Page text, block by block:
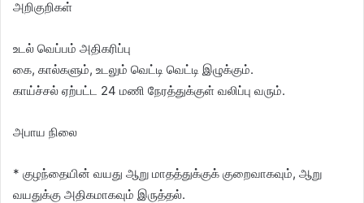
அறிகுறிகள்
உடல் வெப்பம் அதிகரிப்பு
கை, கால்களும், உடலும் வெட்டி வெட்டி இழுக்கும்.
காய்ச்சல் ஏற்பட்ட 24 மணி நேரத்துக்குள் வலிப்பு வரும்.
அபாய நிலை
* குழந்தையின் வயது ஆறு மாதத்துக்குக் குறைவாகவும், ஆறு
வயதுக்கு அதிகமாகவும் இருத்தல்.